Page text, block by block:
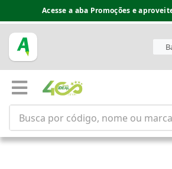
Acesse a aba Promoções e
Espaço do Fornecedor disponível no